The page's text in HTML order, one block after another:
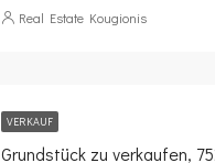
Real Estate Kougionis
VERKAUF
Grundstück zu verkaufen,